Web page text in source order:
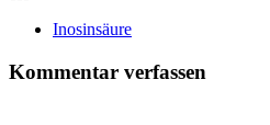
Inosinsäure
Kommentar verfassen